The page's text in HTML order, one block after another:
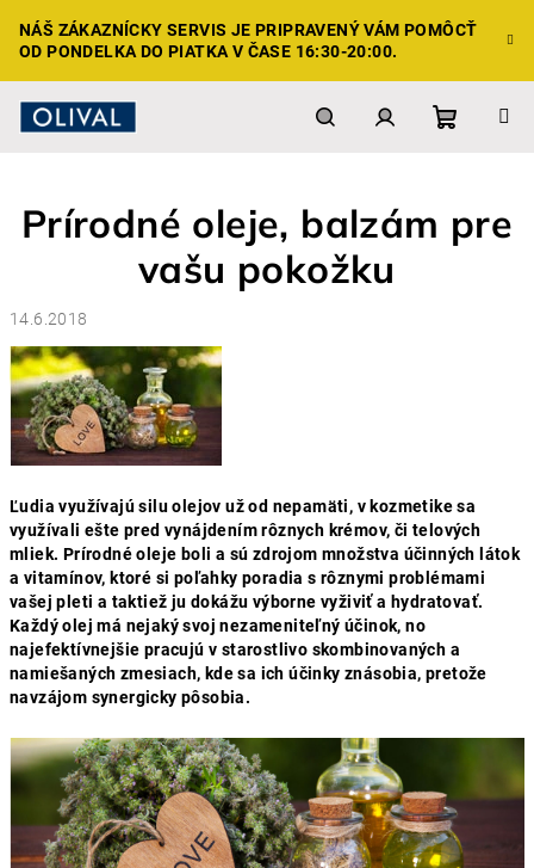
obsah
NÁŠ ZÁKAZNÍCKY SERVIS JE PRIPRAVENÝ VÁM POMÔCŤ
OD PONDELKA DO PIATKA V ČASE 16:30-20:00.
košík
Prírodné oleje, balzám pre
vašu pokožku
14.6.2018
Ľudia využívajú silu olejov už od nepamäti, v kozmetike sa
využívali ešte pred vynájdením rôznych krémov, či telových
mliek. Prírodné oleje boli a sú zdrojom množstva účinných látok
a vitamínov, ktoré si poľahky poradia s rôznymi problémami
vašej pleti a taktiež ju dokážu výborne vyživiť a hydratovať.
Každý olej má nejaký svoj nezameniteľný účinok, no
najefektívnejšie pracujú v starostlivo skombinovaných a
namiešaných zmesiach, kde sa ich účinky znásobia, pretože
navzájom synergicky pôsobia.